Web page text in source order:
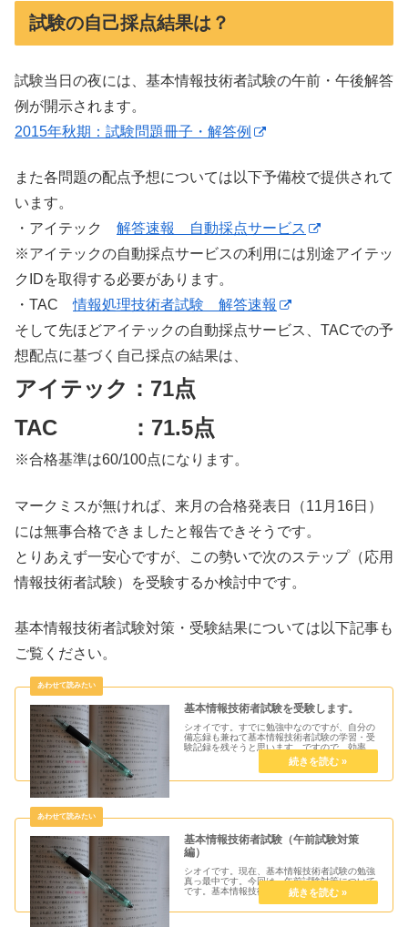
試験の自己採点結果は？
試験当日の夜には、基本情報技術者試験の午前・午後解答
例が開示されます。
2015年秋期：試験問題冊子・解答例
また各問題の配点予想については以下予備校で提供されて
います。
・アイテック 解答速報 自動採点サービス
※アイテックの自動採点サービスの利用には別途アイテッ
クIDを取得する必要があります。
・TAC情報処理技術者試験 解答速報
そして先ほどアイテックの自動採点サービス、TACでの予
想配点に基づく自己採点の結果は、
アイテック：71点
TAC ：71.5点
※合格基準は60/100点になります。
マークミスが無ければ、来月の合格発表日（11月16日）
には無事合格できましたと報告できそうです。
とりあえず一安心ですが、この勢いで次のステップ（応用
情報技術者試験）を受験するか検討中です。
基本情報技術者試験対策・受験結果については以下記事も
ご覧ください。
基本情報技術者試験を受験します。
シオイです。すでに勉強中なのですが、自分の
備忘録も兼ねて基本情報技術者試験の学習・受
験記録を残そうと思います。ですので、効率的
な勉強法等は一切出てきません。ただ自分のや
り方は本当に遠回りをしているので反面教師的
基本情報技術者試験（午前試験対策
編）
シオイです。現在、基本情報技術者試験の勉強
真っ最中です。今回は、午前試験対策について
です。基本情報技術者試験の午前試験について
基本情報技術者試験は全てマーク式で、基本知
識を問う全問必答の午前試験（80問）と長文の